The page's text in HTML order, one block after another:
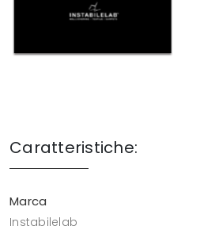
Caratteristiche:
Marca
Instabilelab